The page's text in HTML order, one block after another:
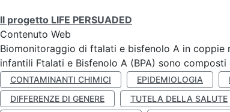
Il progetto LIFE PERSUADED
Contenuto Web
Biomonitoraggio di ftalati e bisfenolo A in coppie
infantili Ftalati e Bisfenolo A (BPA) sono
CONTAMINANTI CHIMICI EPIDEMIOLOGIA
DIFFERENZE DI GENERE
TUTELA DELLA SALUTE